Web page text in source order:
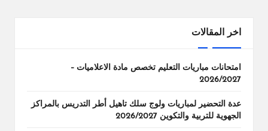
اخر المقالات
امتحانات مباريات التعليم تخصص مادة الاعلاميات –
2026/2027
عدة التحضير لمباريات ولوج سلك تاهيل أطر التدريس بالمراكز
الجهوية للتربية والتكوين 2026/2027